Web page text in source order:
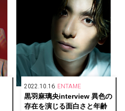
2022.10.16 ENTAME
黒羽麻璃央interview 異色の
存在を演じる面白さと年齢